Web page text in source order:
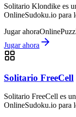
Solitario Klondike es
OnlineSudoku.io para
Jugar ahoraOnline
Jugar ahora
Solitario FreeCell
Solitario FreeCell es
OnlineSudoku.io para